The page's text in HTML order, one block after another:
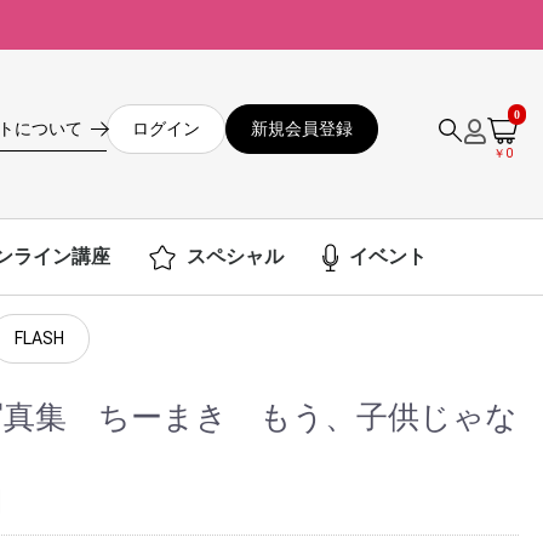
について ログイン 新規会員登録
0
￥0
ライン講座 スペシャル イベント
FLASH
真集 ちーまき もう、子供じゃな